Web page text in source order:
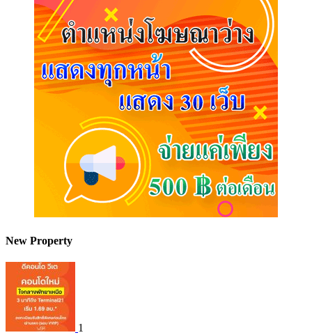
New Property
1